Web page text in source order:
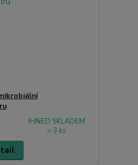
IHNED SKLADEM
> 3 ks